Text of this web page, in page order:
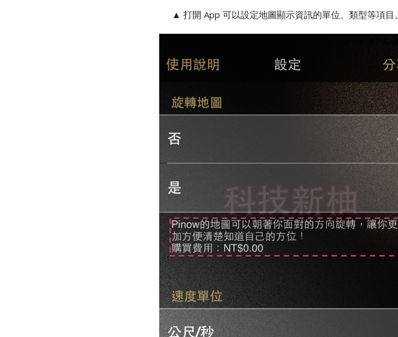
▲ 打開 App 可以設定地圖顯示資訊的單位、類型等項目。